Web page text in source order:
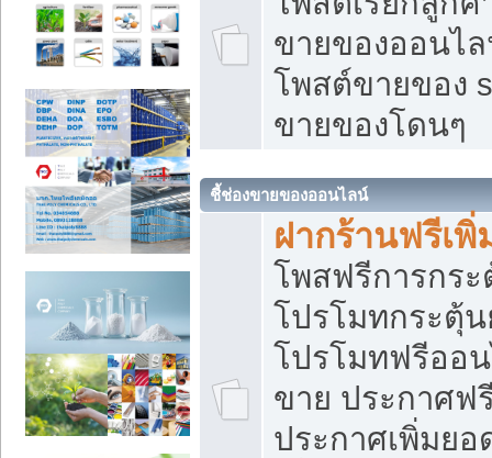
ขายของออนไ
โพสต์ขายของ
ขายของโดนๆ
ชี้ช่องขายของออนไลน์
ฝากร้านฟรีเ
โพสฟรีการกร
โปรโมทกระตุ้
โปรโมทฟรีออ
ขาย ประกาศฟ
ประกาศเพิ่มย